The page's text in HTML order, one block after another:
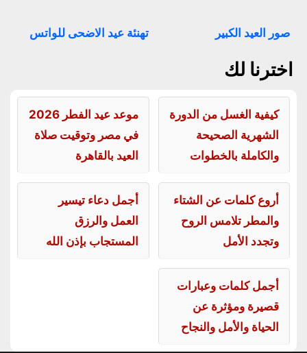
صور العيد الكبير تهنئة عيد الاضحى للواتس
اخترنا لك
كيفية الغسل من الدورة
الشهرية الصحيحة
والكاملة بالخطوات
موعد عيد الفطر 2026
في مصر وتوقيت صلاة
العيد بالقاهرة
أروع كلمات عن الشتاء
والمطر تلامس الروح
وتجدد الأمل
أجمل دعاء تيسير
العمل والرزق
المستجاب بإذن الله
أجمل كلمات وعبارات
قصيرة ومؤثرة عن
الحياة والأمل والنجاح